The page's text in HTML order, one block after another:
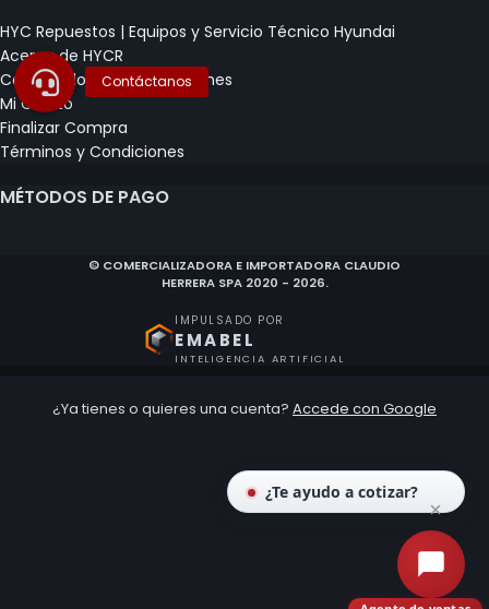
HYC Repuestos | Equipos y Servicio Técnico Hyundai
Acerca de HYCR
Certificados y Capacitaciones
Mi Carrito
Finalizar Compra
Términos y Condiciones
MÉTODOS DE PAGO
© COMERCIALIZADORA E IMPORTADORA CLAUDIO
HERRERA SPA 2020 - 2026.
IMPULSADO POR
EMABEL
INTELIGENCIA ARTIFICIAL
¿Ya tienes o quieres una cuenta? Accede con Google
¿Te ayudo a cotizar?